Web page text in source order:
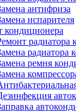
антифриза
испарителя
кондиционера
радиатора
радиатора
ремня